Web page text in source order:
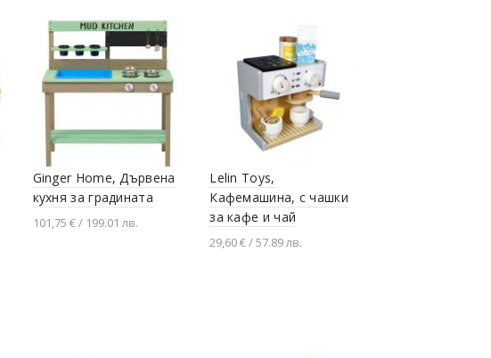
Ginger Home, Дървена
кухня за градината
101,75 € / 199.01 лв.
Lelin Toys,
Кафемашина, с чашки
за кафе и чай
29,60 € / 57.89 лв.